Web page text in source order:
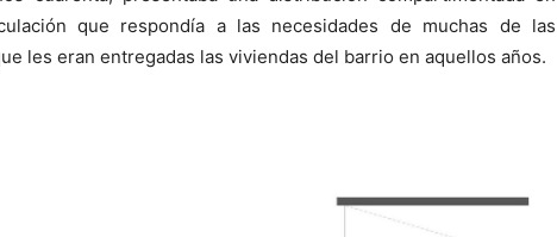
que respondía a las necesidades de muchas de las
les eran entregadas las viviendas del barrio en aquellos años.